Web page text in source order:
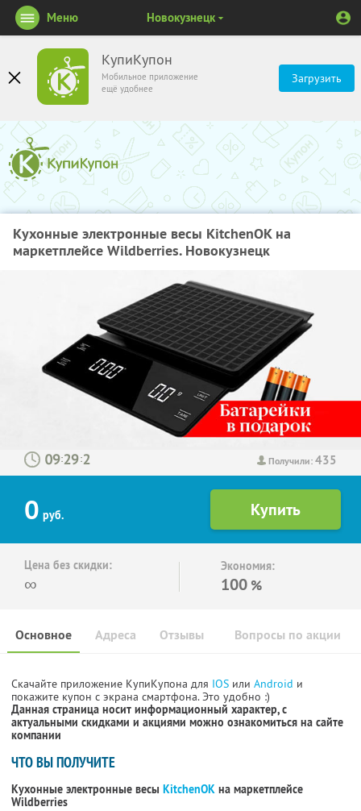
КупиКупон
Мобильное приложение
ещё удобнее
Загрузить
Меню Новокузнецк
Кухонные электронные весы KitchenOK на
маркетплейсе Wildberries. Новокузнецк
Получили:435
: :
0 руб.
Цена без скидки:
∞
Экономия:
100 %
Основное Отзывы Вопросы по акции
Адреса
Скачайте приложение КупиКупона для IOS или Android и
покажите купон с экрана смартфона. Это удобно :)
Данная страница носит информационный характер, с
актуальными скидками и акциями можно ознакомиться на сайте
компании
ЧТО ВЫ ПОЛУЧИТЕ
Кухонные электронные весы KitchenOK на маркетплейсе
Wildberries